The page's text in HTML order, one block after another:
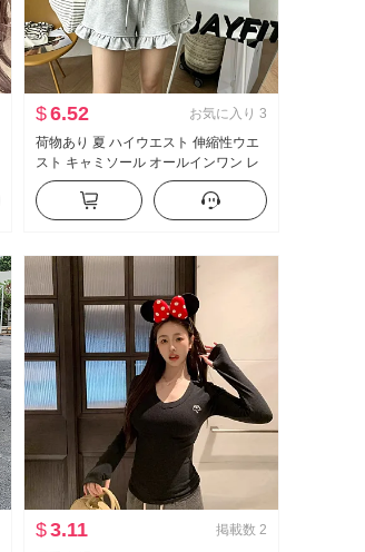
$6.52 お気に入り 3
荷物あり 夏 ハイウエスト 伸縮性ウエ
スト キャミソール オールインワン レ
ース ズボンの裾 カジュアルパンツ
$3.11 掲載数 2